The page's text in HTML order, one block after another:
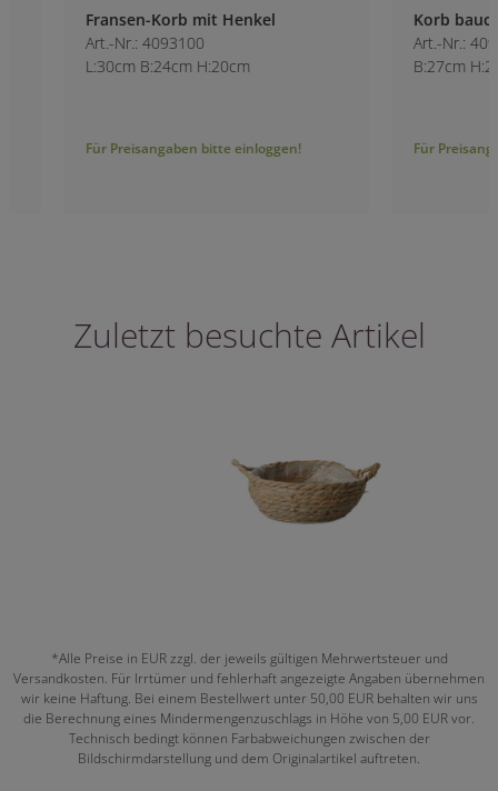
Fransen-Korb mit Henkel
Art.-Nr.: 4093100
L:30cm B:24cm H:20cm
Für Preisangaben bitte einloggen!
Korb bauchig mit
Art.-Nr.: 4094700
B:27cm H:23cm
Für Preisangaben
Zuletzt besuchte Artikel
*Alle Preise in EUR zzgl. der jeweils gültigen Mehrwertsteuer und
Versandkosten. Für Irrtümer und fehlerhaft angezeigte Angaben übernehmen
wir keine Haftung. Bei einem Bestellwert unter 50,00 EUR behalten wir uns
die Berechnung eines Mindermengenzuschlags in Höhe von 5,00 EUR vor.
Technisch bedingt können Farbabweichungen zwischen der
Bildschirmdarstellung und dem Originalartikel auftreten.